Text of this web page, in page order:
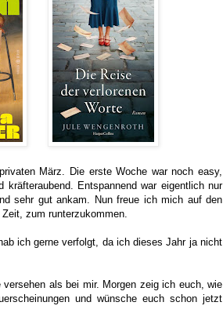
März. Die erste Woche war noch easy,
Entspannend war eigentlich nur
sehr gut ankam. Nun freue ich mich auf den
zum runterzukommen.
ich gerne verfolgt, da ich dieses Jahr ja nicht
als bei mir. Morgen zeig ich euch, wie
und wünsche euch schon jetzt